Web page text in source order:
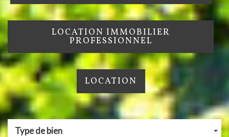
LOCATION IMMOBILIER
PROFESSIONNEL
LOCATION
Type de bien